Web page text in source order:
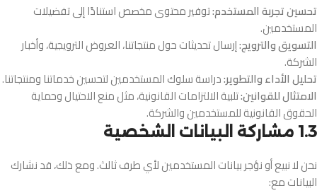
تحسين تجربة المستخدم:توفير محتوى مخصص استنادًا إلى تفضيلات
المستخدمين.
التسويق والترويج:إرسال تحديثات حول منتجاتنا، العروض الترويجية، وأخبار
الشركة.
تحليل الأداء والتطوير:دراسة سلوك المستخدمين لتحسين خدماتنا ومنتجاتنا.
الامتثال للقوانين:تلبية الالتزامات القانونية، مثل منع الاحتيال وحماية
الحقوق القانونية للمستخدمين والشركة.
1.3 مشاركة البيانات الشخصية
نحن لا نبيع أو نؤجر بيانات المستخدمين لأي طرف ثالث. ومع ذلك، قد نشارك
البيانات مع: